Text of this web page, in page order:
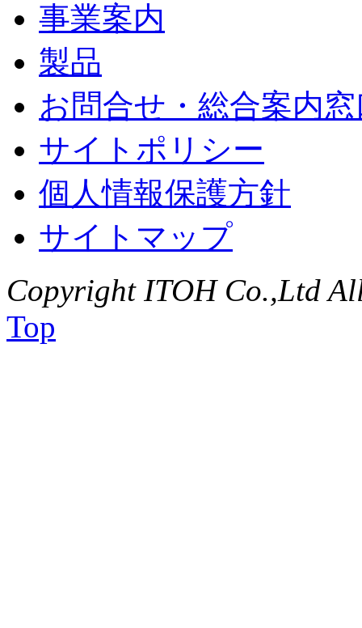
事業案内
製品
お問合せ・総合案内
サイトポリシー
個人情報保護方針
サイトマップ
Copyright ITOH Co.,Ltd
Top